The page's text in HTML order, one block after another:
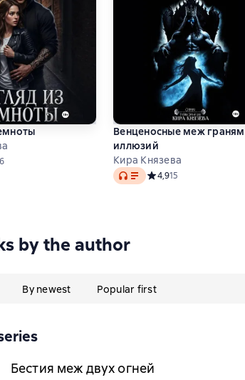
рейтинг 4,8 на основе 16 оценок
Венценосные меж
иллюзий
Кира Князева
Audio Средний рейтинг 4,9
4,915
by the author
By newest Popular first
Бестия меж двух огней